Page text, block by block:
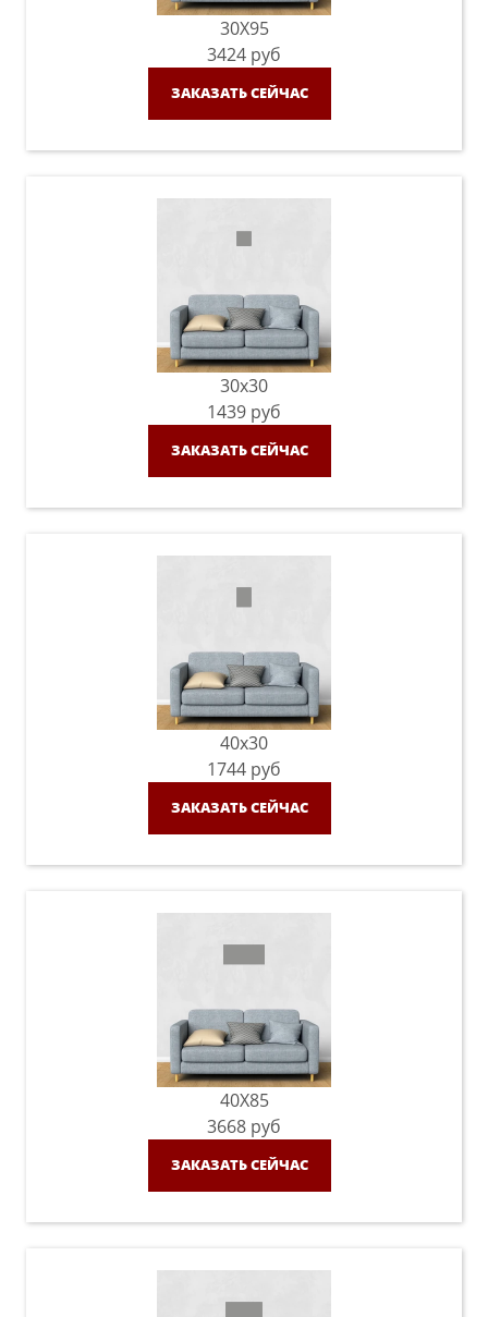
30X95
3424 руб
ЗАКАЗАТЬ СЕЙЧАС
30x30
1439 руб
ЗАКАЗАТЬ СЕЙЧАС
40x30
1744 руб
ЗАКАЗАТЬ СЕЙЧАС
40X85
3668 руб
ЗАКАЗАТЬ СЕЙЧАС